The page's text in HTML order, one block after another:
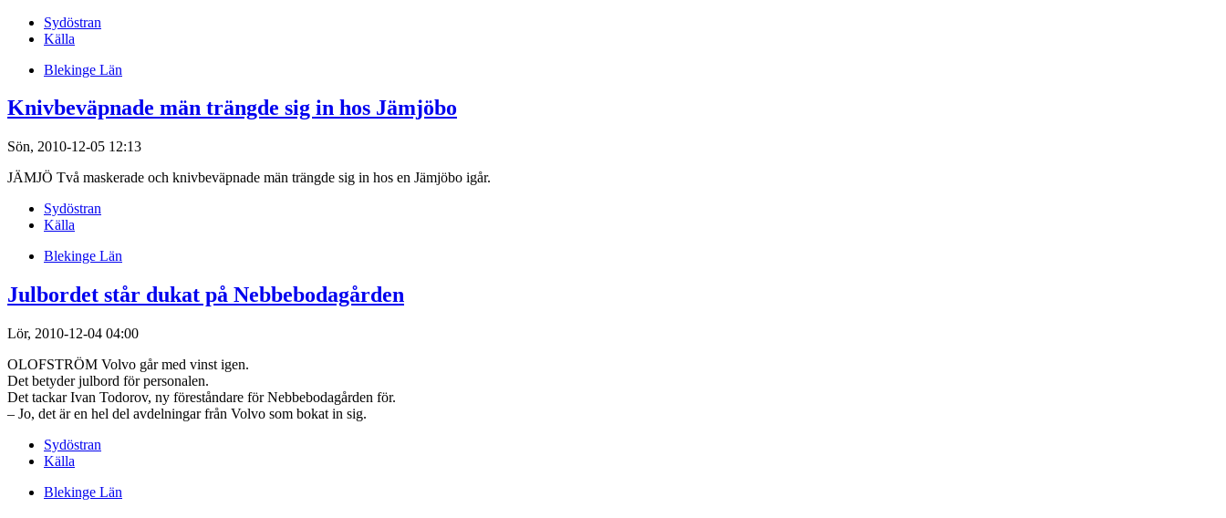
Sydöstran
Källa
Blekinge Län
Knivbeväpnade män trängde sig in hos Jämjöbo
Sön, 2010-12-05 12:13
JÄMJÖ Två maskerade och knivbeväpnade män trängde sig in hos en Jämjöbo igår.
Sydöstran
Källa
Blekinge Län
Julbordet står dukat på Nebbebodagården
Lör, 2010-12-04 04:00
OLOFSTRÖM Volvo går med vinst igen.
Det betyder julbord för personalen.
Det tackar Ivan Todorov, ny föreståndare för Nebbebodagården för.
– Jo, det är en hel del avdelningar från Volvo som bokat in sig.
Sydöstran
Källa
Blekinge Län